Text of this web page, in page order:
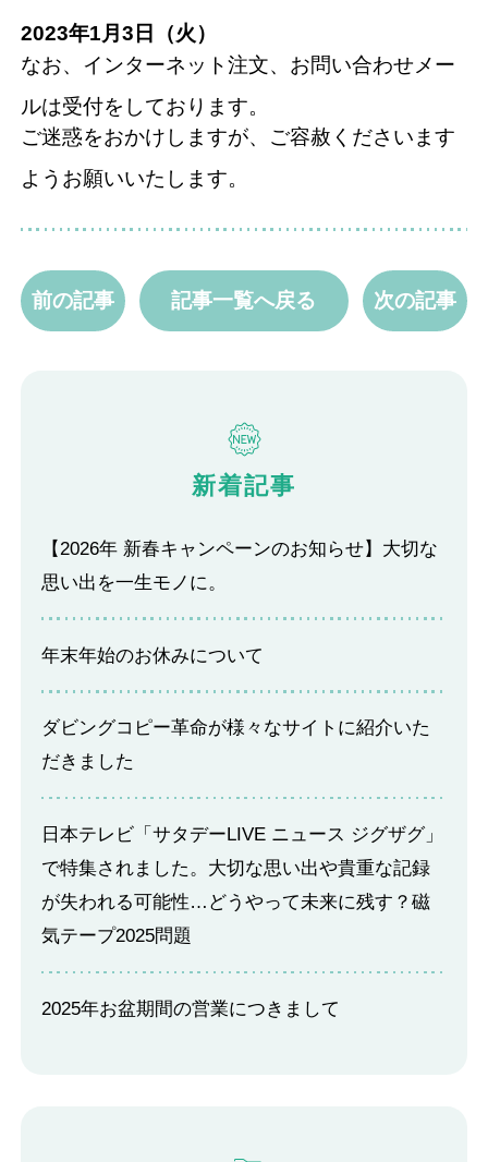
2023年1月3日（火）
なお、インターネット注文、お問い合わせメー
ルは受付をしております。
ご迷惑をおかけしますが、ご容赦くださいます
ようお願いいたします。
前の記事 記事一覧へ戻る 次の記事
新着記事
【2026年 新春キャンペーンのお知らせ】大切な
思い出を一生モノに。
年末年始のお休みについて
ダビングコピー革命が様々なサイトに紹介いた
だきました
日本テレビ「サタデーLIVE ニュース ジグザグ」
で特集されました。大切な思い出や貴重な記録
が失われる可能性…どうやって未来に残す？磁
気テープ2025問題
2025年お盆期間の営業につきまして